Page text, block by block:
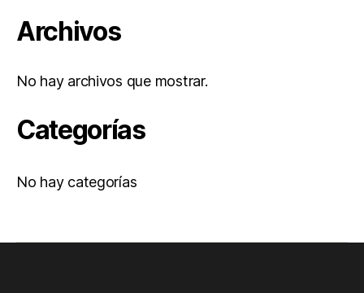
Archivos
No hay archivos que mostrar.
Categorías
No hay categorías